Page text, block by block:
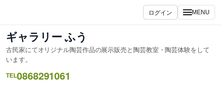
ス
キ
ッ
プ
ログイン MENU
ギャラリー ふう
古民家にてオリジナル陶芸作品の展示販売と陶芸教室・陶芸体験をして
います。
TEL0868291061